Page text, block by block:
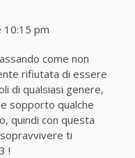
10:15 pm
come non
rifiutata di essere
di qualsiasi genere,
sopporto qualche
quindi con questa
ti
!